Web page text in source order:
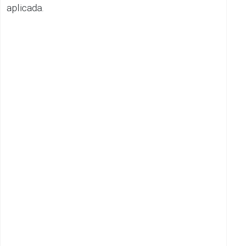
aplicada.